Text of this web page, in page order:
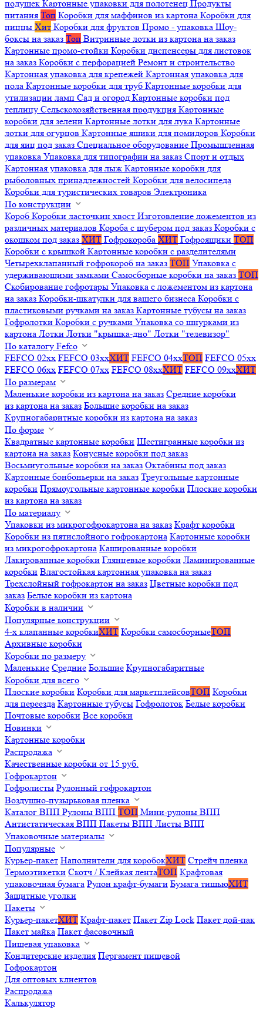
подушек Картонные упаковки для полотенец Продукты
питания Топ Коробки для маффинов из картона Коробки для
пиццы Хит Коробки для фруктов Промо - упаковка Шоу-
боксы на заказ Топ Витринные лотки из картона на заказ
Картонные промо-стойки Коробки диспенсеры для листовок
на заказ Коробки с перфорацией Ремонт и строительство
Картонная упаковка для крепежей Картонная упаковка для
пола Картонные коробки для труб Картонные коробки для
утилизации ламп Сад и огород Картонные коробки под
теплицу Сельскохозяйственная продукция Картонные
коробки для зелени Картонные лотки для лука Картонные
лотки для огурцов Картонные ящики для помидоров Коробки
для яиц под заказ Специальное оборудование Промышленная
упаковка Упаковка для типографии на заказ Спорт и отдых
Картонная упаковка для лыж Картонные коробки для
рыболовных принадлежностей Коробки для велосипеда
Коробки для туристических товаров Электроника
По конструкции
Короб Коробки ласточкин хвост Изготовление ложементов из
различных материалов Короба с шубером под заказ Коробки с
окошком под заказ ХИТ Гофрокороба ХИТ Гофроящики ТОП
Коробки с крышкой Картонные коробки с разделителями
Четырехклапанный гофрокороб на заказ ТОП Упаковка с
удерживающими замками Самосборные коробки на заказ ТОП
Скобирование гофротары Упаковка с ложементом из картона
на заказ Коробки-шкатулки для вашего бизнеса Коробки с
пластиковыми ручками на заказ Картонные тубусы на заказ
Гофролотки Коробки с ручками Упаковка со шнурками из
картона Лотки Лотки "крышка-дно" Лотки "телевизор"
По каталогу Fefco
FEFCO 02xx FEFCO 03xxХИТ FEFCO 04xxТОП FEFCO 05xx
FEFCO 06xx FEFCO 07xx FEFCO 08xxХИТ FEFCO 09xxХИТ
По размерам
Маленькие коробки из картона на заказ Средние коробки
из картона на заказ Большие коробки на заказ
Крупногабаритные коробки из картона на заказ
По форме
Квадратные картонные коробки Шестигранные коробки из
картона на заказ Конусные коробки под заказ
Восьмиугольные коробки на заказ Октабины под заказ
Картонные бонбоньерки на заказ Треугольные картонные
коробки Прямоугольные картонные коробки Плоские коробки
из картона на заказ
По материалу
Упаковки из микрогофрокартона на заказ Крафт коробки
Коробки из пятислойного гофрокартона Картонные коробки
из микрогофрокартона Кашированные коробки
Лакированные коробки Глянцевые коробки Ламинированные
коробки Влагостойкая картонная упаковка на заказ
Трехслойный гофрокартон на заказ Цветные коробки под
заказ Белые коробки из картона
Коробки в наличии
Популярные конструкции
4-х клапанные коробкиХИТ Коробки самосборныеТОП
Архивные коробки
Коробки по размеру
Маленькие Средние Большие Крупногабаритные
Коробки для всего
Плоские коробки Коробки для маркетплейсовТОП Коробки
для переезда Картонные тубусы Гофролоток Белые коробки
Почтовые коробки Все коробки
Новинки
Картонные коробки
Распродажа
Качественные коробки от 15 руб.
Гофрокартон
Гофролисты Рулонный гофрокартон
Воздушно-пузырьковая пленка
Каталог ВПП Рулоны ВПП ТОП Мини-рулоны ВПП
Антистатическая ВПП Пакеты ВПП Листы ВПП
Упаковочные материалы
Популярные
Курьер-пакет Наполнители для коробокХИТ Стрейч пленка
Термоэтикетки Скотч / Клейкая лентаТОП Крафтовая
упаковочная бумага Рулон крафт-бумаги Бумага тишьюХИТ
Защитные уголки
Пакеты
Курьер-пакетХИТ Крафт-пакет Пакет Zip Lock Пакет дой-пак
Пакет майка Пакет фасовочный
Пищевая упаковка
Кондитерские изделия Пергамент пищевой
Гофрокартон
Для оптовых клиентов
Распродажа
Калькулятор